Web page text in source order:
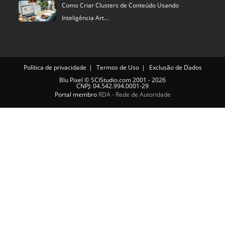
Como Criar Clusters de Conteúdo Usando
Inteligência Art…
Política de privacidade Termos de Uso
Exclusão de Dados
Blu Pixel ©SCIStudio.com2001 - 2026
CNPJ: 04.542.994.0001-29
Portal membro RDA - Rede de Autoridade